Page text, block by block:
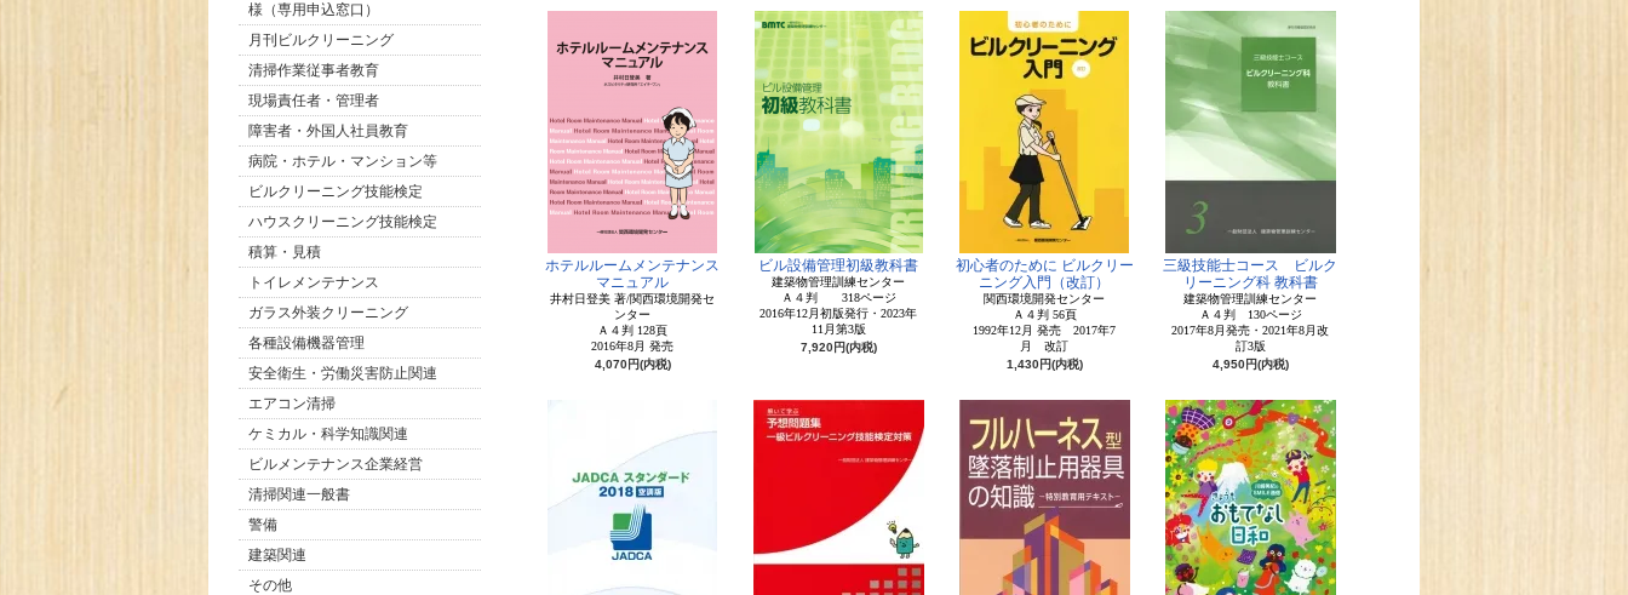
様（専用申込窓口）
月刊ビルクリーニング
清掃作業従事者教育
現場責任者・管理者
障害者・外国人社員教育
病院・ホテル・マンション等
ビルクリーニング技能検定
ハウスクリーニング技能検定
積算・見積
トイレメンテナンス
ガラス外装クリーニング
各種設備機器管理
安全衛生・労働災害防止関連
エアコン清掃
ケミカル・科学知識関連
ビルメンテナンス企業経営
清掃関連一般書
警備
建築関連
その他
ホテルルームメンテナンス
マニュアル
井村日登美 著/関西環境開発セ
ンター
Ａ４判 128頁
2016年8月 発売
4,070円(内税)
ビル設備管理初級教科書
建築物管理訓練センター
Ａ４判 318ページ
2016年12月初版発行・2023年
11月第3版
7,920円(内税)
初心者のために ビルクリー
ニング入門（改訂）
関西環境開発センター
Ａ４判 56頁
1992年12月 発売 2017年7
月 改訂
1,430円(内税)
三級技能士コース ビルク
リーニング科 教科書
建築物管理訓練センター
Ａ４判 130ページ
2017年8月発売・2021年8月改
訂3版
4,950円(内税)